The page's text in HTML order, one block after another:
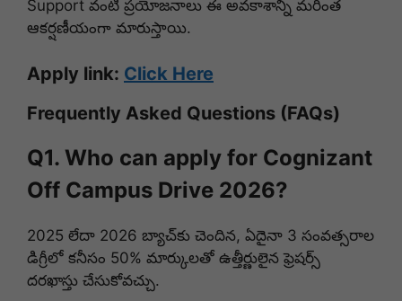
Support వంటి ప్రయోజనాలు ఈ అవకాశాన్ని మరింత
ఆకర్షణీయంగా మారుస్తాయి.
Apply link: Click Here
Frequently Asked Questions (FAQs)
Q1. Who can apply for Cognizant
Off Campus Drive 2026?
2025 లేదా 2026 బ్యాచ్‌కు చెందిన, ఏదైనా 3 సంవత్సరాల
డిగ్రీలో కనీసం 50% మార్కులతో ఉత్తీర్ణులైన ఫ్రెషర్స్
దరఖాస్తు చేసుకోవచ్చు.